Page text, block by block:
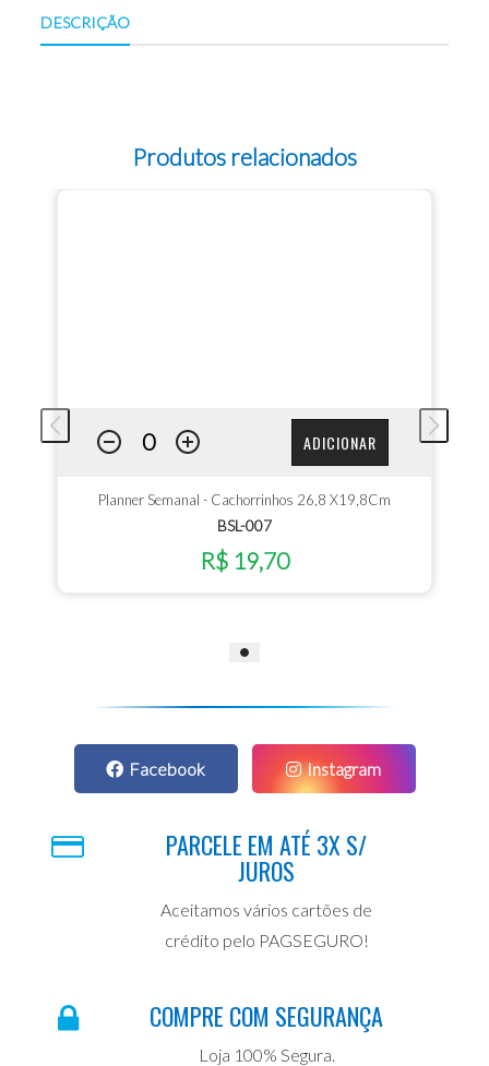
DESCRIÇÃO
Produtos relacionados
ADICIONAR
Planner Semanal - Cachorrinhos 26,8 X19,8Cm
BSL-007
R$ 19,70
Facebook Instagram
PARCELE EM ATÉ 3X S/
JUROS
Aceitamos vários cartões de
crédito pelo PAGSEGURO!
COMPRE COM SEGURANÇA
Loja 100% Segura.